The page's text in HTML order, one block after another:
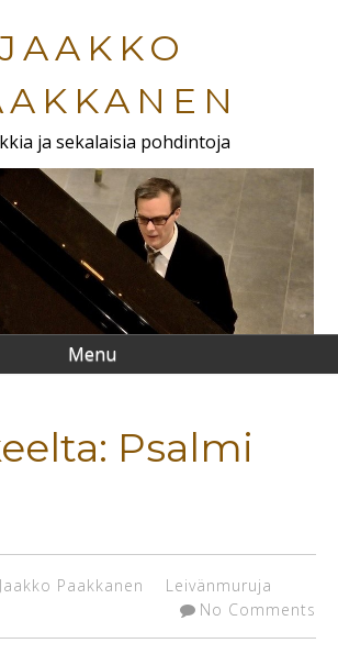
ja sekalaisia pohdintoja
Menu
Psalmi
Jaakko Paakkanen
Leivänmuruja
No Comments